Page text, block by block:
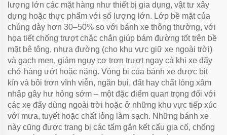
lượng lớn các mặt hàng như thiết bị gia dụng, vật tư xây
dựng hoặc thực phẩm với số lượng lớn. Lớp bề mặt của
chúng dày hơn 30–50% so với bánh xe thông thường, với
họa tiết chống trượt chắc chắn giúp bám đường tốt trên bề
mặt bê tông, nhựa đường (cho khu vực giữ xe ngoài trời)
và gạch men, giảm nguy cơ trơn trượt ngay cả khi xe đẩy
chở hàng ướt hoặc nặng. Vòng bi của bánh xe được bịt
kín và bôi trơn vĩnh viễn, ngăn bụi, đất hay chất lỏng xâm
nhập gây hư hỏng sớm – một đặc điểm quan trọng đối với
các xe đẩy dùng ngoài trời hoặc ở những khu vực tiếp xúc
với mưa, tuyết hoặc chất lỏng làm sạch. Những bánh xe
này cũng được trang bị các tấm gắn kết cấu gia cố, chống